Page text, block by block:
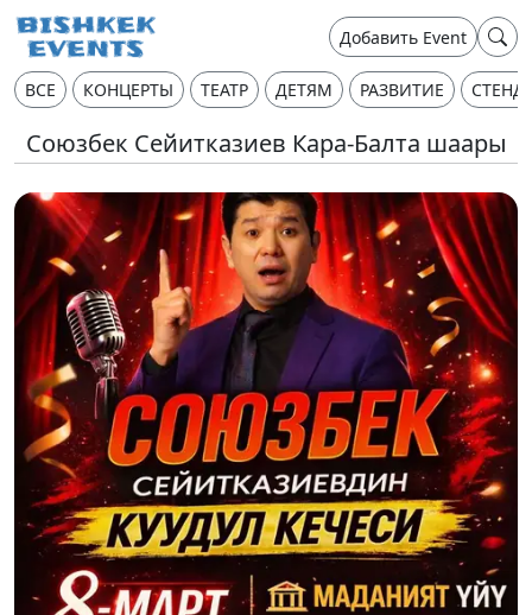
Добавить Event
ВСЕ КОНЦЕРТЫ ТЕАТР ДЕТЯМ РАЗВИТИЕ
Союзбек Сейитказиев Кара-Балта шаары